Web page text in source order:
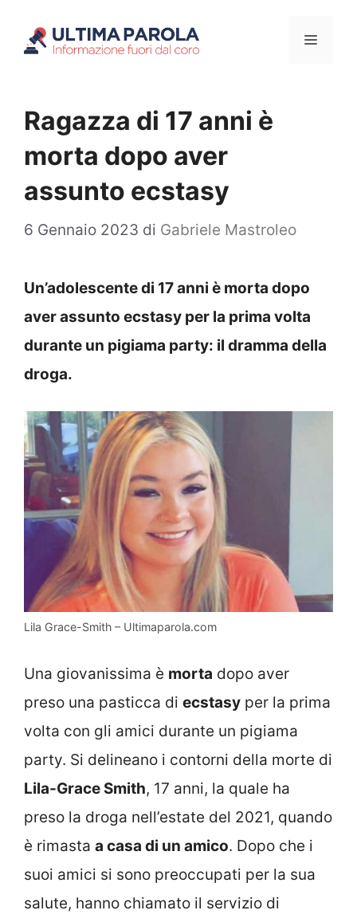
Menu
Ragazza di 17 anni è
morta dopo aver
assunto ecstasy
6 Gennaio 2023 di Gabriele Mastroleo
Un’adolescente di 17 anni è morta dopo
aver assunto ecstasy per la prima volta
durante un pigiama party: il dramma della
droga.
Lila Grace-Smith – Ultimaparola.com
Una giovanissima è morta dopo aver
preso una pasticca di ecstasy per la prima
volta con gli amici durante un pigiama
party. Si delineano i contorni della morte di
Lila-Grace Smith, 17 anni, la quale ha
preso la droga nell’estate del 2021, quando
è rimasta a casa di un amico. Dopo che i
suoi amici si sono preoccupati per la sua
salute, hanno chiamato il servizio di